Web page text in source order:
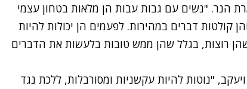
הנר. "נשים עם גבות עבות הן מלאות בטחון עצמי
קולטות דברים במהירות. לפעמים הן יכולות להיות
רוצות, בגלל שהן ממש טובות בלעשות את הדברים
"נוטות להיות עקשניות ומסורבלות, ללכת נגד